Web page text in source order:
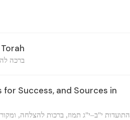
ברכה
Success, and Sources in
התועדות י"ב–י"ג תמוז, ברכות להצלחה,